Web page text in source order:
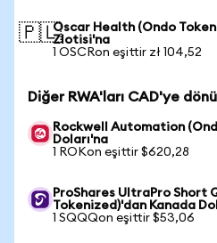
🇵🇱Oscar Health (Ondo
Zlotisi'na
1 OSCRon eşittir zł 104,52
Diğer RWA'ları CAD'ye
Rockwell Automation
Doları'na
1 ROKon eşittir $620,28
ProShares UltraPro Short
Tokenized)'dan Kanada
1 SQQQon eşittir $53,06